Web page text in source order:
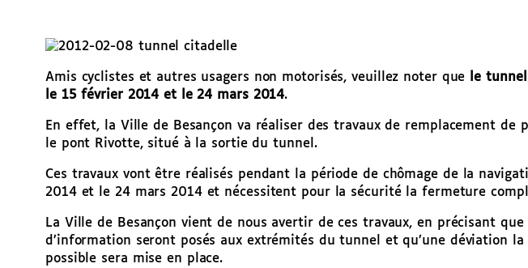
Amis cyclistes et autres usagers non motorisés, veuillez noter que le
le 15 février 2014 et le 24 mars 2014.
En effet, la Ville de Besançon va réaliser des travaux de remplacement de
le pont Rivotte, situé à la sortie du tunnel.
Ces travaux vont être réalisés pendant la période de chômage de la
2014 et le 24 mars 2014 et nécessitent pour la sécurité la fermeture
La Ville de Besançon vient de nous avertir de ces travaux, en précisant que
d’information seront posés aux extrémités du tunnel et qu’une déviation
possible sera mise en place.